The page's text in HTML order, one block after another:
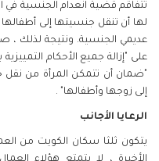
تتفاقم قضية انعدام الجنسية في
لها أن تنقل جنسيتها إلى
على "إزالة جميع الأحكام
"ضمان أن تتمكن المرأة من نقل
إلى زوجها وأطفالها" .
الرعايا الأجانب
يتكون ثلثا سكان الكويت من